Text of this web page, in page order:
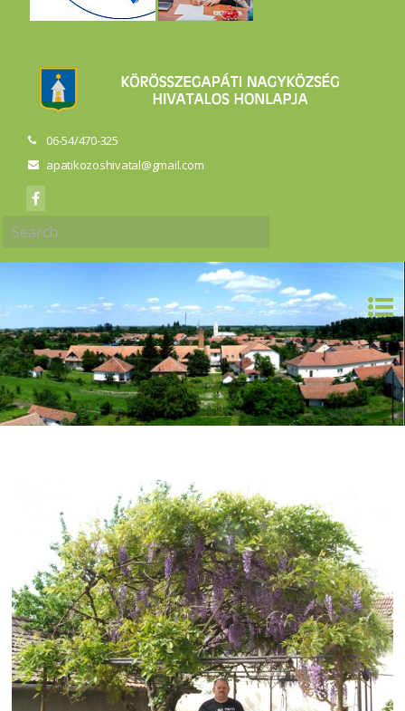
06-54/470-325
apatikozoshivatal@gmail.com